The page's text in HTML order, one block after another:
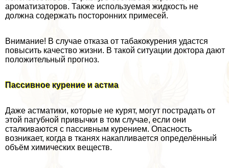
ароматизаторов. Также используемая жидкость не
должна содержать посторонних примесей.
Внимание! В случае отказа от табакокурения удастся
повысить качество жизни. В такой ситуации доктора дают
положительный прогноз.
Пассивное курение и астма
Даже астматики, которые не курят, могут пострадать от
этой пагубной привычки в том случае, если они
сталкиваются с пассивным курением. Опасность
возникает, когда в тканях накапливается определённый
объём химических веществ.